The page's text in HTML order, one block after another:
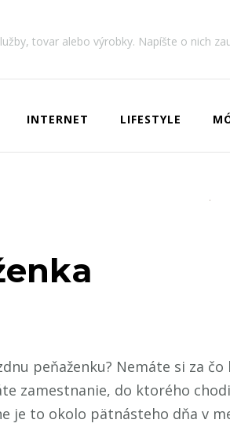
tovar alebo výrobky. Napíšte o nich
INTERNET LIFESTYLE
peňaženku? Nemáte si za
zamestnanie, do ktorého
je to okolo pätnásteho dňa v